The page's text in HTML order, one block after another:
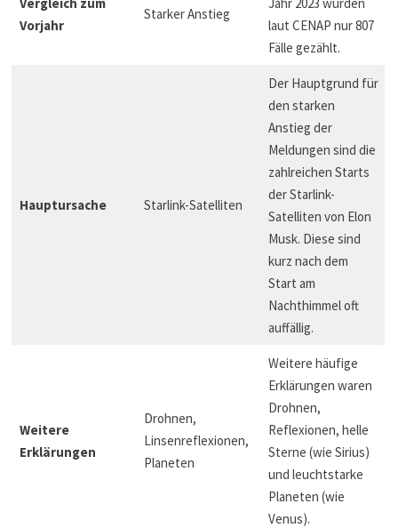
Vorjahr
Starker Anstieg
laut CENAP nur 807
Fälle gezählt.
Hauptursache Starlink-Satelliten
Der Hauptgrund für
den starken
Anstieg der
Meldungen sind die
zahlreichen Starts
der Starlink-
Satelliten von Elon
Musk. Diese sind
kurz nach dem
Start am
Nachthimmel oft
auffällig.
Weitere
Erklärungen
Drohnen,
Linsenreflexionen,
Planeten
Weitere häufige
Erklärungen waren
Drohnen,
Reflexionen, helle
Sterne (wie Sirius)
und leuchtstarke
Planeten (wie
Venus).